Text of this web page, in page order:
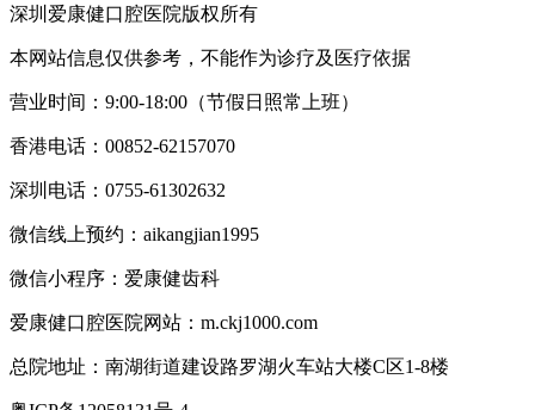
深圳爱康健口腔医院版权所有
本网站信息仅供参考，不能作为诊疗及医疗依据
营业时间：9:00-18:00（节假日照常上班）
香港电话：00852-62157070
深圳电话：0755-61302632
微信线上预约：aikangjian1995
微信小程序：爱康健齿科
爱康健口腔医院网站：m.ckj1000.com
总院地址：南湖街道建设路罗湖火车站大楼C区1-8楼